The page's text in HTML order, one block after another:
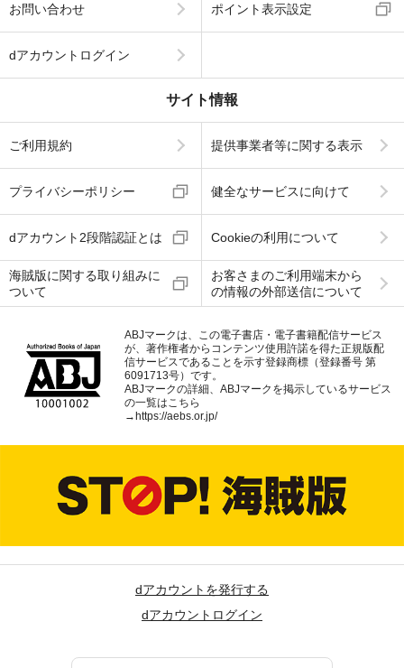
お問い合わせ ポイント表示設定
dアカウントログイン
サイト情報
ご利用規約 提供事業者等に関する表示
プライバシーポリシー 健全なサービスに向けて
dアカウント2段階認証とは Cookieの利用について
海賊版に関する取り組みに
ついて
お客さまのご利用端末から
の情報の外部送信について
ABJマークは、この電子書店・電子書籍配信サービス
が、著作権者からコンテンツ使用許諾を得た正規版配
信サービスであることを示す登録商標（登録番号 第
6091713号）です。
ABJマークの詳細、ABJマークを掲示しているサービス
の一覧はこちら
→https://aebs.or.jp/
dアカウントを発行する
dアカウントログイン